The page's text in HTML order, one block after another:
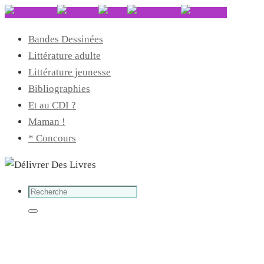
Bandes Dessinées
Littérature adulte
Littérature jeunesse
Bibliographies
Et au CDI ?
Maman !
* Concours
Search
for:
Search